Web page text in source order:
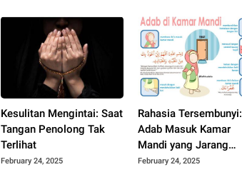
Kesulitan Mengintai: Saat
Tangan Penolong Tak
Terlihat
February 24, 2025
Rahasia Tersembunyi:
Adab Masuk Kamar
Mandi yang Jarang
Diketahui
February 24, 2025